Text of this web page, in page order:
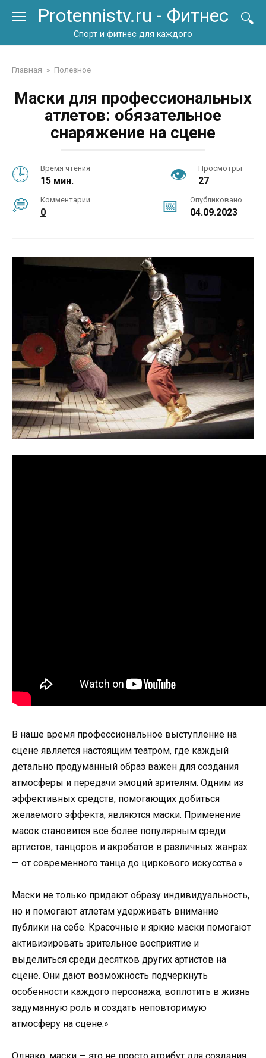
Protennistv.ru - Фитнес
Спорт и фитнес для каждого
Главная » Полезное
Маски для профессиональных
атлетов: обязательное
снаряжение на сцене
Время чтения
15 мин.
Просмотры
27
Комментарии
0
Опубликовано
04.09.2023
В наше время профессиональное выступление на
сцене является настоящим театром, где каждый
детально продуманный образ важен для создания
атмосферы и передачи эмоций зрителям. Одним из
эффективных средств, помогающих добиться
желаемого эффекта, являются маски. Применение
масок становится все более популярным среди
артистов, танцоров и акробатов в различных жанрах
— от современного танца до циркового искусства.»
Маски не только придают образу индивидуальность,
но и помогают атлетам удерживать внимание
публики на себе. Красочные и яркие маски помогают
активизировать зрительное восприятие и
выделиться среди десятков других артистов на
сцене. Они дают возможность подчеркнуть
особенности каждого персонажа, воплотить в жизнь
задуманную роль и создать неповторимую
атмосферу на сцене.»